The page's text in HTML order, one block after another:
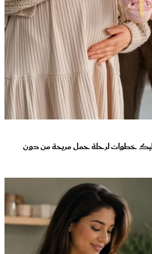
خطوات لرحلة حمل مريحة من دون